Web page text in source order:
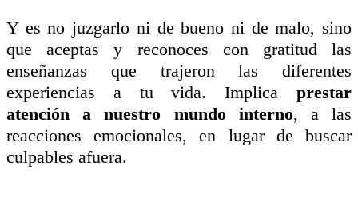
Y es no juzgarlo ni de bueno ni de malo, sino
que aceptas y reconoces con gratitud las
enseñanzas que trajeron las diferentes
experiencias a tu vida. Implica prestar
atención a nuestro mundo interno, a las
reacciones emocionales, en lugar de buscar
culpables afuera.